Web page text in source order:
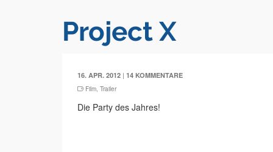
Project X
16. APR. 2012 | 14 KOMMENTARE
Film, Trailer
Die Party des Jahres!